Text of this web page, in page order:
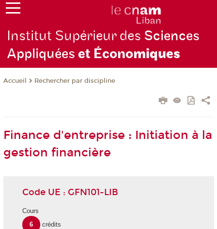
Institut Supérieur des Sciences
Appliquéeset Économiques
Accueil Rechercher par discipline
Finance d'entreprise : Initiation à la
gestion financière
Code UE : GFN101-LIB
Cours
6
crédits